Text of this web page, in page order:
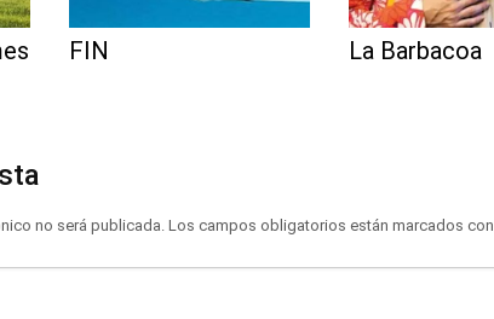
FIN La Barbacoa
no será publicada. Los campos obligatorios están marcados con